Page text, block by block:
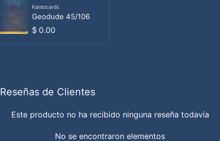
Proveedor:
Kantocards
Geodude 45/106
Precio habitual
$ 0.00
Reseñas de Clientes
Este producto no ha recibido ninguna reseña todavía
No se encontraron elementos